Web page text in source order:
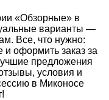
«Обзорные» в
варианты —
Все, что нужно:
и оформить заказ за
предложения
условия и
в Миконосе